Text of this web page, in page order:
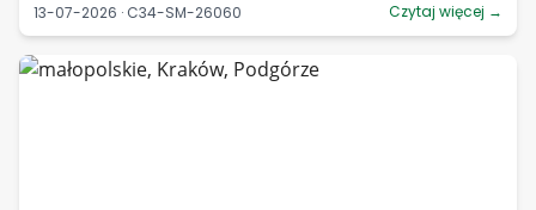
13-07-2026 · C34-SM-26060
Czytaj więcej →